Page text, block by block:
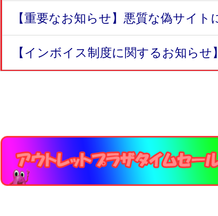
【重要なお知らせ】悪質な偽サイト
【インボイス制度に関するお知らせ